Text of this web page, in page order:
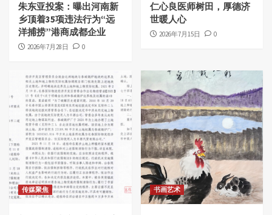
朱东亚投案：曝出河南新
乡顶着35项违法行为“远
洋捕捞”港商成都企业
2026年7月28日 0
仁心良医师树田，厚德济
世暖人心
2026年7月15日 0
传媒聚焦 书画艺术